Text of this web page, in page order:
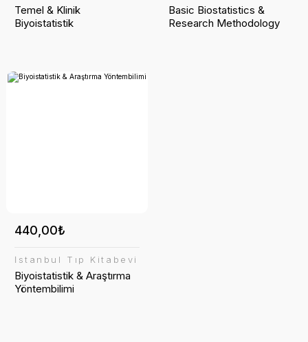
Temel & Klinik
Biyoistatistik
Basic Biostatistics &
Research Methodology
440,00₺
İstanbul Tıp Kitabevi
Biyoistatistik & Araştırma
Yöntembilimi